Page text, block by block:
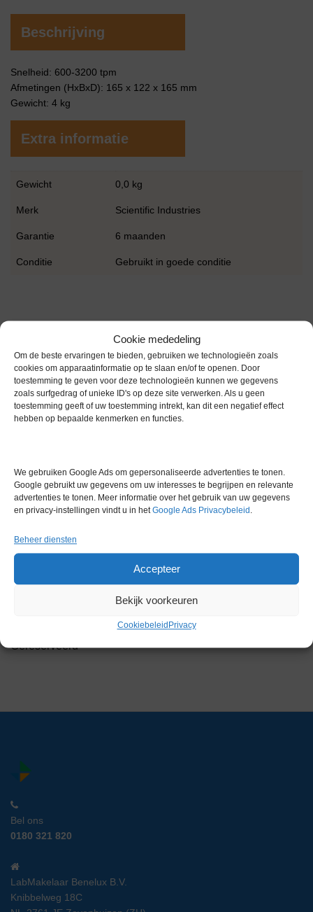
Cookie mededeling
Om de beste ervaringen te bieden, gebruiken we technologieën zoals
cookies om apparaatinformatie op te slaan en/of te openen. Door
toestemming te geven voor deze technologieën kunnen we gegevens
zoals surfgedrag of unieke ID's op deze site verwerken. Als u geen
toestemming geeft of uw toestemming intrekt, kan dit een negatief effect
hebben op bepaalde kenmerken en functies.
We gebruiken Google Ads om gepersonaliseerde advertenties te tonen.
Google gebruikt uw gegevens om uw interesses te begrijpen en relevante
advertenties te tonen. Meer informatie over het gebruik van uw gegevens
en privacy-instellingen vindt u in hetGoogle Ads Privacybeleid .
Beheer diensten
Accepteer
Bekijk voorkeuren
Cookiebeleid Privacy
Beschrijving
Snelheid: 600-3200 tpm
Afmetingen (HxBxD): 165 x 122 x 165 mm
Gewicht: 4 kg
Extra informatie
Gewicht 0,0 kg
Merk Scientific Industries
Garantie 6 maanden
Conditie Gebruikt in goede conditie
Gerelateerde producten
Gereserveerd
Bel ons
0180 321 820
LabMakelaar Benelux B.V.
Knibbelweg 18C